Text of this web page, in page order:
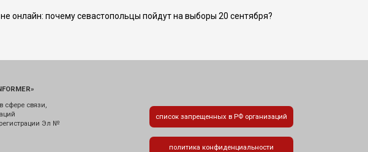
не онлайн: почему севастопольцы пойдут на выборы 20 сентября?
сфере связи,
Эл №
список запрещенных в РФ организаций
политика конфиденциальности